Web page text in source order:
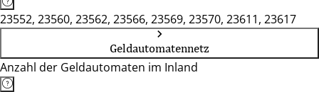
23552, 23560, 23562, 23566, 23569, 23570, 23611, 23617
Geldautomatennetz
Anzahl der Geldautomaten im Inland